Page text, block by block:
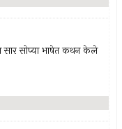
सार सोप्या भाषेत कथन केले